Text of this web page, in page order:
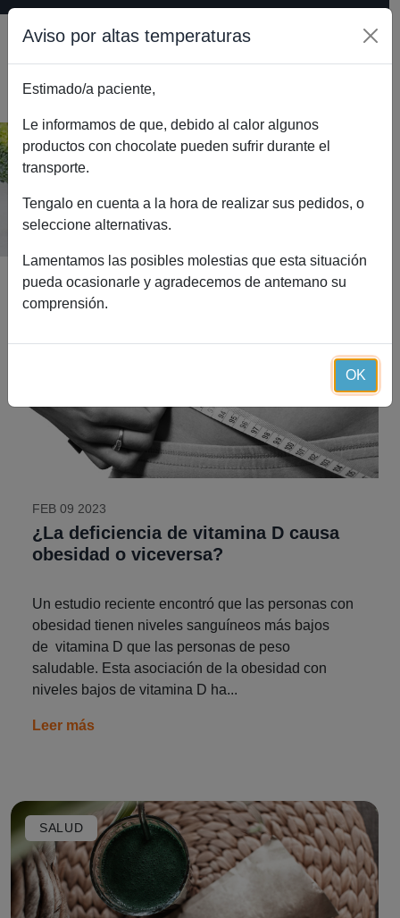
Inicio Blog
FEB 09 2023
¿La deficiencia de vitamina D causa
obesidad o viceversa?
Un estudio reciente encontró que las personas con
obesidad tienen niveles sanguíneos más bajos
de vitamina D que las personas de peso
saludable. Esta asociación de la obesidad con
niveles bajos de vitamina D ha...
Leer más
SALUD
Aviso por altas temperaturas
Estimado/a paciente,
Le informamos de que, debido al calor algunos
productos con chocolate pueden sufrir durante el
transporte.
Tengalo en cuenta a la hora de realizar sus pedidos, o
seleccione alternativas.
Lamentamos las posibles molestias que esta situación
pueda ocasionarle y agradecemos de antemano su
comprensión.
OK